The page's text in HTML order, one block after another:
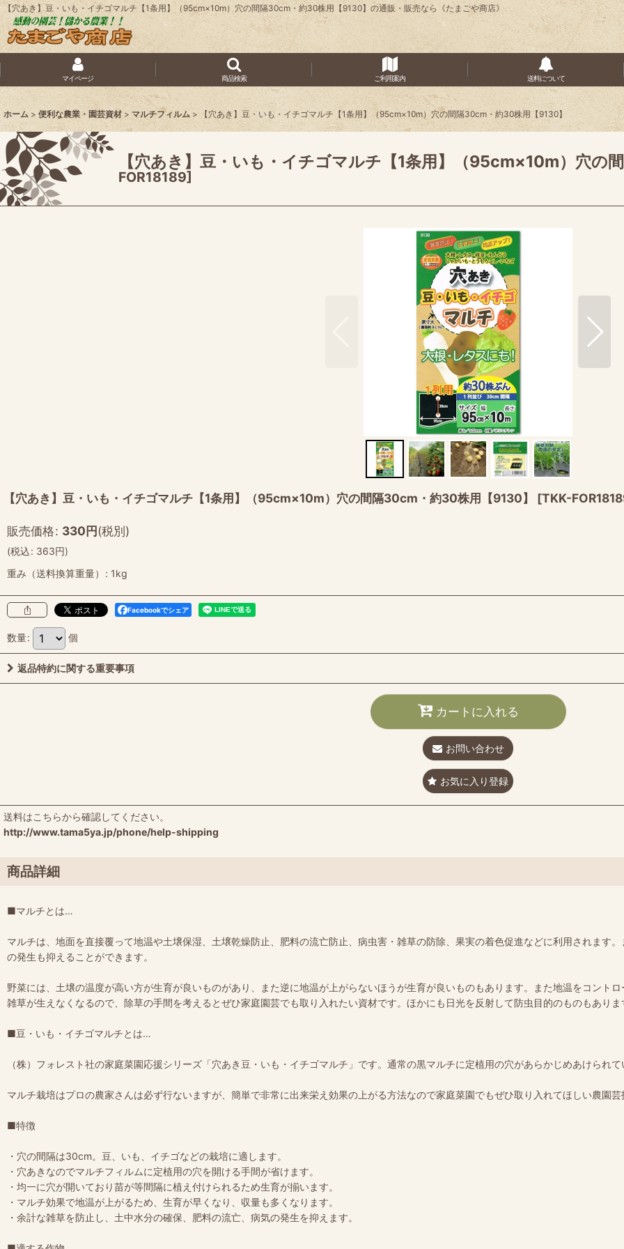
【穴あき】豆・いも・イチゴマルチ【1条用】（95cm×10m）穴の間隔30cm・約30株用【9130】の通販・販売なら《たまごや商店》
マイページ 商品検索 ご利用案内 送料について
ホーム > 便利な農業・園芸資材 > マルチフィルム > 【穴あき】豆・いも・イチゴマルチ【1条用】（95cm×10m）穴の間隔30cm・約30株用【9130】
【穴あき】豆・いも・イチゴマルチ【1条用】（95cm×10m）穴
FOR18189]
【穴あき】豆・いも・イチゴマルチ【1条用】（95cm×10m）穴の間隔30cm・約30株用【9130】 [TKK-
販売価格: 330円(税別)
(税込: 363円)
重み（送料換算重量）
: 1kg
Facebookでシェア
数量: 個
返品特約に関する重要事項
カートに入れる
お問い合わせ
お気に入り登録
送料はこちらから確認してください。
http://www.tama5ya.jp/phone/help-shipping
商品詳細
■マルチとは…
マルチは、地面を直接覆って地温や土壌保湿、土壌乾燥防止、肥料の流亡防止、病虫害・雑草の防除、果実の着色促進などに利用されます
の発生も抑えることができます。
野菜には、土壌の温度が高い方が生育が良いものがあり、また逆に地温が上がらないほうが生育が良いものもあります。また地温をコント
雑草が生えなくなるので、除草の手間を考えるとぜひ家庭園芸でも取り入れたい資材です。ほかにも日光を反射して防虫目的のものもありま
■豆・いも・イチゴマルチとは…
（株）フォレスト社の家庭菜園応援シリーズ「穴あき豆・いも・イチゴマルチ」です。通常の黒マルチに定植用の穴があらかじめあけられ
マルチ栽培はプロの農家さんは必ず行ないますが、簡単で非常に出来栄え効果の上がる方法なので家庭菜園でもぜひ取り入れてほしい農園
■特徴
・穴の間隔は30cm。豆、いも、イチゴなどの栽培に適します。
・穴あきなのでマルチフィルムに定植用の穴を開ける手間が省けます。
・均一に穴が開いており苗が等間隔に植え付けられるため生育が揃います。
・マルチ効果で地温が上がるため、生育が早くなり、収量も多くなります。
・余計な雑草を防止し、土中水分の確保、肥料の流亡、病気の発生を抑えます。